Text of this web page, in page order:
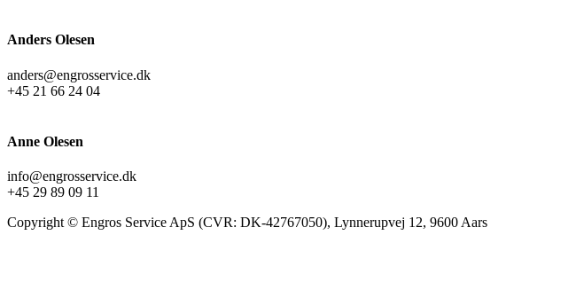
Anders Olesen
anders@engrosservice.dk
+45 21 66 24 04
Anne Olesen
info@engrosservice.dk
+45 29 89 09 11
Copyright © Engros Service ApS (CVR: DK-42767050), Lynnerupvej 12, 9600 Aars